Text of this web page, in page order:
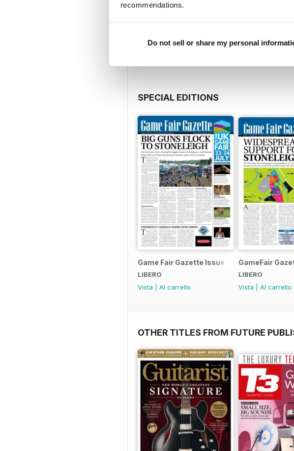
recommendations.
Do not sell or share my personal
Acquista per€5,99
Acquista per
SPECIAL EDITIONS
Game Fair Gazette Issue 3
LIBERO
Vista
Al carrello
GameFair
LIBERO
Vista
Al carrello
OTHER TITLES FROM FUTURE